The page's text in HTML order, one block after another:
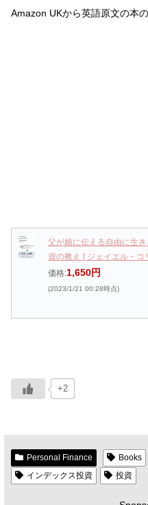
Amazon UKから英語原文の本
父が娘に伝える自由に生
資の教え [ ジェイエル・コ
価格:1,650円
(2023/1/21 00:28時点)
+2
Personal Finance Books
インデックス投資
投資